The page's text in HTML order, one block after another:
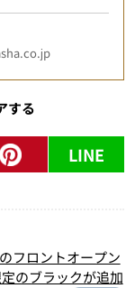
する
LINE
フロントオープン
のブラックが追加